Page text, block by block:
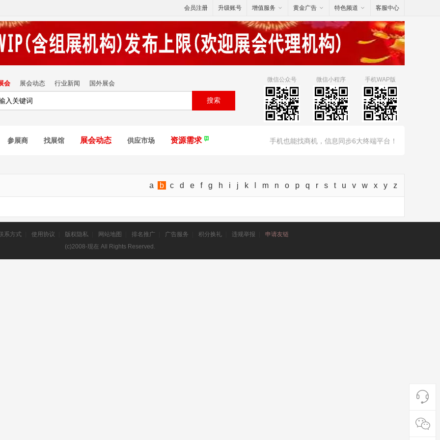
会员注册 升级账号 增值服务 黄金广告 特色频道 客服中心
会 展会动态 行业新闻 国外展会
搜索
手机WAP版
手机也能找商机，信息同步6大终端平台！
微信小程序
微信公众号
参展商 找展馆 展会动态 供应市场 资源需求
a b c d e f g h i j k m n o p q r s t u v w x y z
系方式 使用协议 版权隐私 网站地图 排名推广 广告服务 积分换礼 违规举报
申请友链
(c)2008-现在 All Rights Reserved.